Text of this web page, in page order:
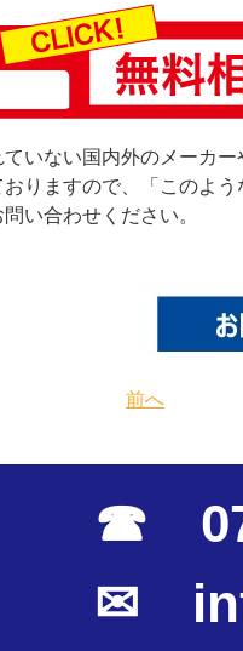
いない国内外のメーカ
りますので、「このよ
い合わせください。
前へ
☎ 075-
✉